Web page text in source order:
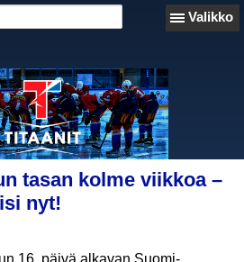
Valikko
tasan kolme viikkoa –
nyt!
16. päivä alkavan Suomi-